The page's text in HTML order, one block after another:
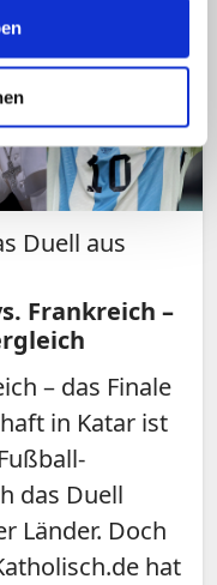
Duell aus
Frankreich –
– das Finale
in Katar ist
das Duell
Länder. Doch
hat